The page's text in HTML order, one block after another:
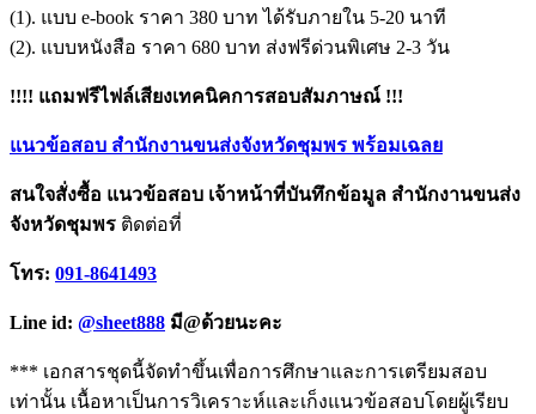
(1). แบบ e-book ราคา 380 บาท ได้รับภายใน 5-20 นาที
(2). แบบหนังสือ ราคา 680 บาท ส่งฟรีด่วนพิเศษ 2-3 วัน
!!!! แถมฟรีไฟล์เสียงเทคนิคการสอบสัมภาษณ์ !!!
แนวข้อสอบ สำนักงานขนส่งจังหวัดชุมพร พร้อมเฉลย
สนใจสั่งซื้อ แนวข้อสอบ เจ้าหน้าที่บันทึกข้อมูล สำนักงานขนส่ง
จังหวัดชุมพร ติดต่อที่
โทร: 091-8641493
Line id: @sheet888 มี@ด้วยนะคะ
*** เอกสารชุดนี้จัดทำขึ้นเพื่อการศึกษาและการเตรียมสอบ
เท่านั้น เนื้อหาเป็นการวิเคราะห์และเก็งแนวข้อสอบโดยผู้เรียบ